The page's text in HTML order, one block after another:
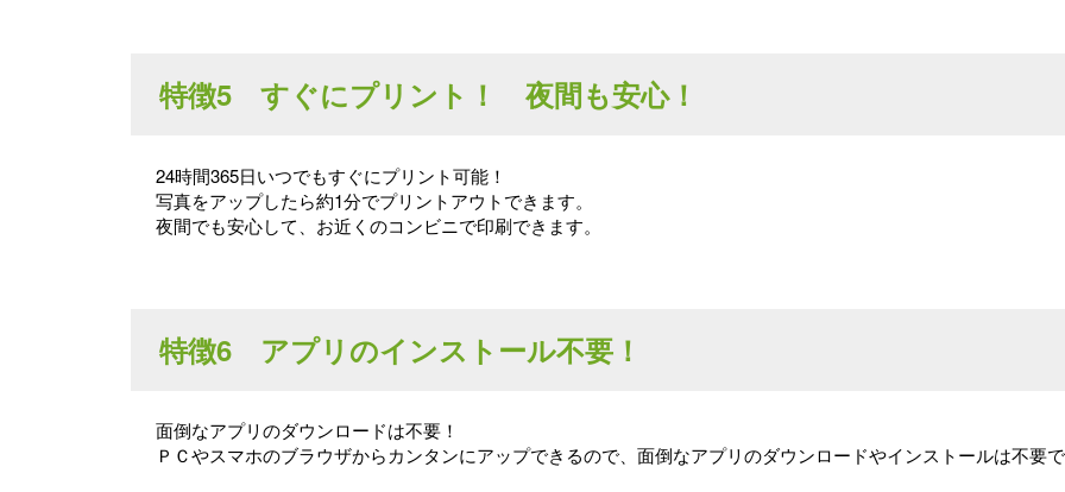
特徴5 すぐにプリント！ 夜間も安心！
24時間365日いつでもすぐにプリント可能！
写真をアップしたら約1分でプリントアウトできます。
夜間でも安心して、お近くのコンビニで印刷できます。
特徴6 アプリのインストール不要！
面倒なアプリのダウンロードは不要！
ＰＣやスマホのブラウザからカンタンにアップできるので、面倒なアプリのダウンロードやインストールは不要